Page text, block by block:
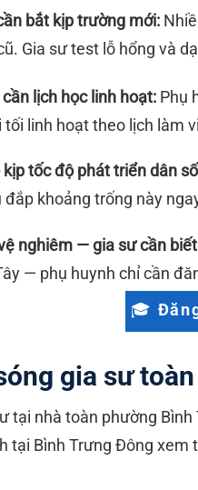
bắt kịp trường mới:
Gia sư test lỗ hổng và
lịch học linh hoạt: Phụ
tối linh hoạt theo lịch làm
tốc độ phát triển dân
đắp khoảng trống này
nghiêm — gia sư cần
— phụ huynh chỉ cần
🎓
gia sư
tại nhà toàn phường
tại Bình Trưng Đông xem